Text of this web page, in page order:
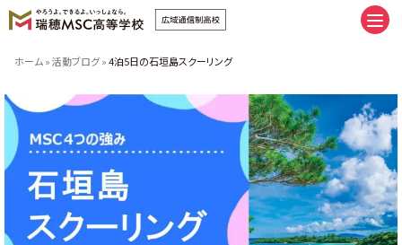
卒業へまっすぐ。未来にまっしぐら
卒業へまっすぐ。未来にまっしぐら
通学コース｜私だけの時間割
ネットコース｜私だけの時間割
手厚いサポート | スクーリング
推しプログラム＆サポート8
友だち、つくろうぜ。
（イベント | 部活 | FAMcampus | 制服）
瑞穂MSCの施設紹介
ホーム»活動ブログ»4泊5日の石垣島スクーリング